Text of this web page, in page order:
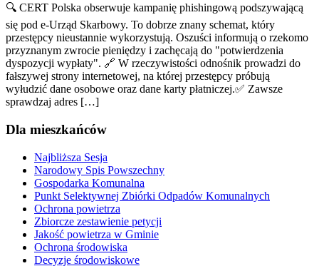
🔍 CERT Polska obserwuje kampanię phishingową podszywającą
się pod e-Urząd Skarbowy. To dobrze znany schemat, który
przestępcy nieustannie wykorzystują. Oszuści informują o rzekomo
przyznanym zwrocie pieniędzy i zachęcają do "potwierdzenia
dyspozycji wypłaty". 🔗 W rzeczywistości odnośnik prowadzi do
fałszywej strony internetowej, na której przestępcy próbują
wyłudzić dane osobowe oraz dane karty płatniczej.✅ Zawsze
sprawdzaj adres […]
Dla mieszkańców
Najbliższa Sesja
Narodowy Spis Powszechny
Gospodarka Komunalna
Punkt Selektywnej Zbiórki Odpadów Komunalnych
Ochrona powietrza
Zbiorcze zestawienie petycji
Jakość powietrza w Gminie
Ochrona środowiska
Decyzje środowiskowe